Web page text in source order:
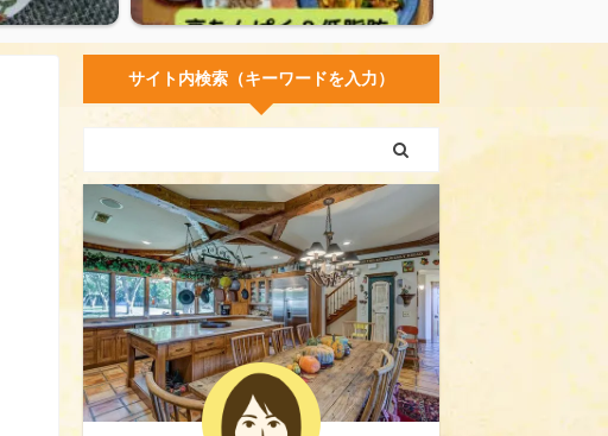
サイト内検索（キーワードを入力）